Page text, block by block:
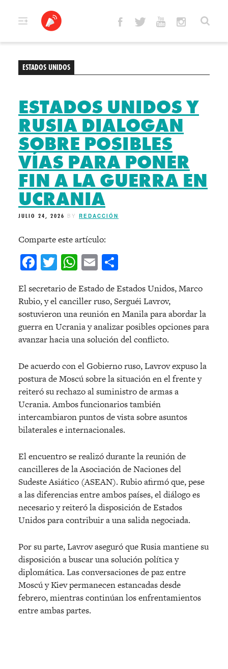
ESTADOS UNIDOS
ESTADOS UNIDOS Y
RUSIA DIALOGAN
SOBRE POSIBLES
VÍAS PARA PONER
FIN A LA GUERRA EN
UCRANIA
JULIO 24, 2026 BY REDACCIÓN
Comparte este artículo:
Facebook
Twitter
WhatsApp
Email
El secretario de Estado de Estados Unidos, Marco
Rubio, y el canciller ruso, Serguéi Lavrov,
sostuvieron una reunión en Manila para abordar la
guerra en Ucrania y analizar posibles opciones para
avanzar hacia una solución del conflicto.
De acuerdo con el Gobierno ruso, Lavrov expuso la
postura de Moscú sobre la situación en el frente y
reiteró su rechazo al suministro de armas a
Ucrania. Ambos funcionarios también
intercambiaron puntos de vista sobre asuntos
bilaterales e internacionales.
El encuentro se realizó durante la reunión de
cancilleres de la Asociación de Naciones del
Sudeste Asiático (ASEAN). Rubio afirmó que, pese
a las diferencias entre ambos países, el diálogo es
necesario y reiteró la disposición de Estados
Unidos para contribuir a una salida negociada.
Por su parte, Lavrov aseguró que Rusia mantiene su
disposición a buscar una solución política y
diplomática. Las conversaciones de paz entre
Moscú y Kiev permanecen estancadas desde
febrero, mientras continúan los enfrentamientos
entre ambas partes.